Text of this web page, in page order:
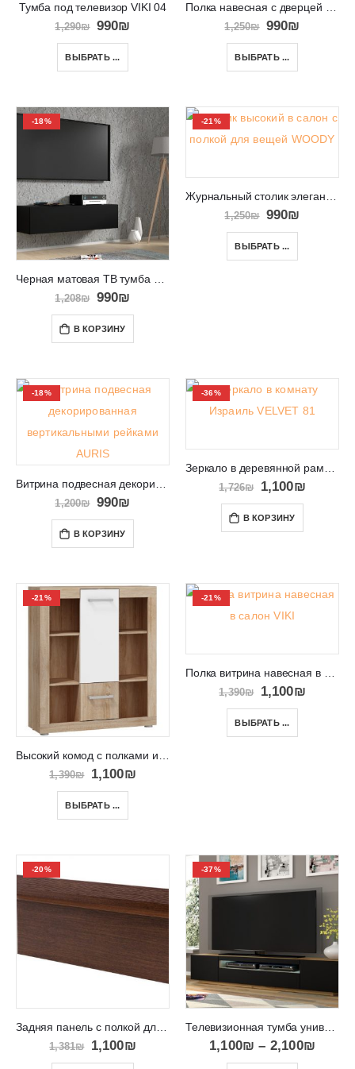
Тумба под телевизор VIKI 04
1,290₪ 990₪
ВЫБРАТЬ ...
Полка навесная с дверцей и местом для хранения RTV CLANT 100
1,250₪ 990₪
ВЫБРАТЬ ...
-18%
Черная матовая ТВ тумба подвесная на стену RTV BINGO 120
1,208₪ 990₪
В КОРЗИНУ
-21%
Журнальный столик элегантный на высоких ножках WOODY
1,250₪ 990₪
ВЫБРАТЬ ...
-18%
Витрина подвесная декорированная вертикальными рейками AURIS
1,200₪ 990₪
В КОРЗИНУ
-36%
Зеркало в деревянной раме VELVET 81
1,726₪ 1,100₪
В КОРЗИНУ
-21%
Высокий комод с полками и дверцами VIKI 03
1,390₪ 1,100₪
ВЫБРАТЬ ...
-21%
Полка витрина навесная в салон VIKI 06
1,390₪ 1,100₪
ВЫБРАТЬ ...
-20%
Задняя панель с полкой для комплекта Paris
1,381₪ 1,100₪
-37%
Телевизионная тумба универсальная RTV Aura 200
1,100₪ – 2,100₪